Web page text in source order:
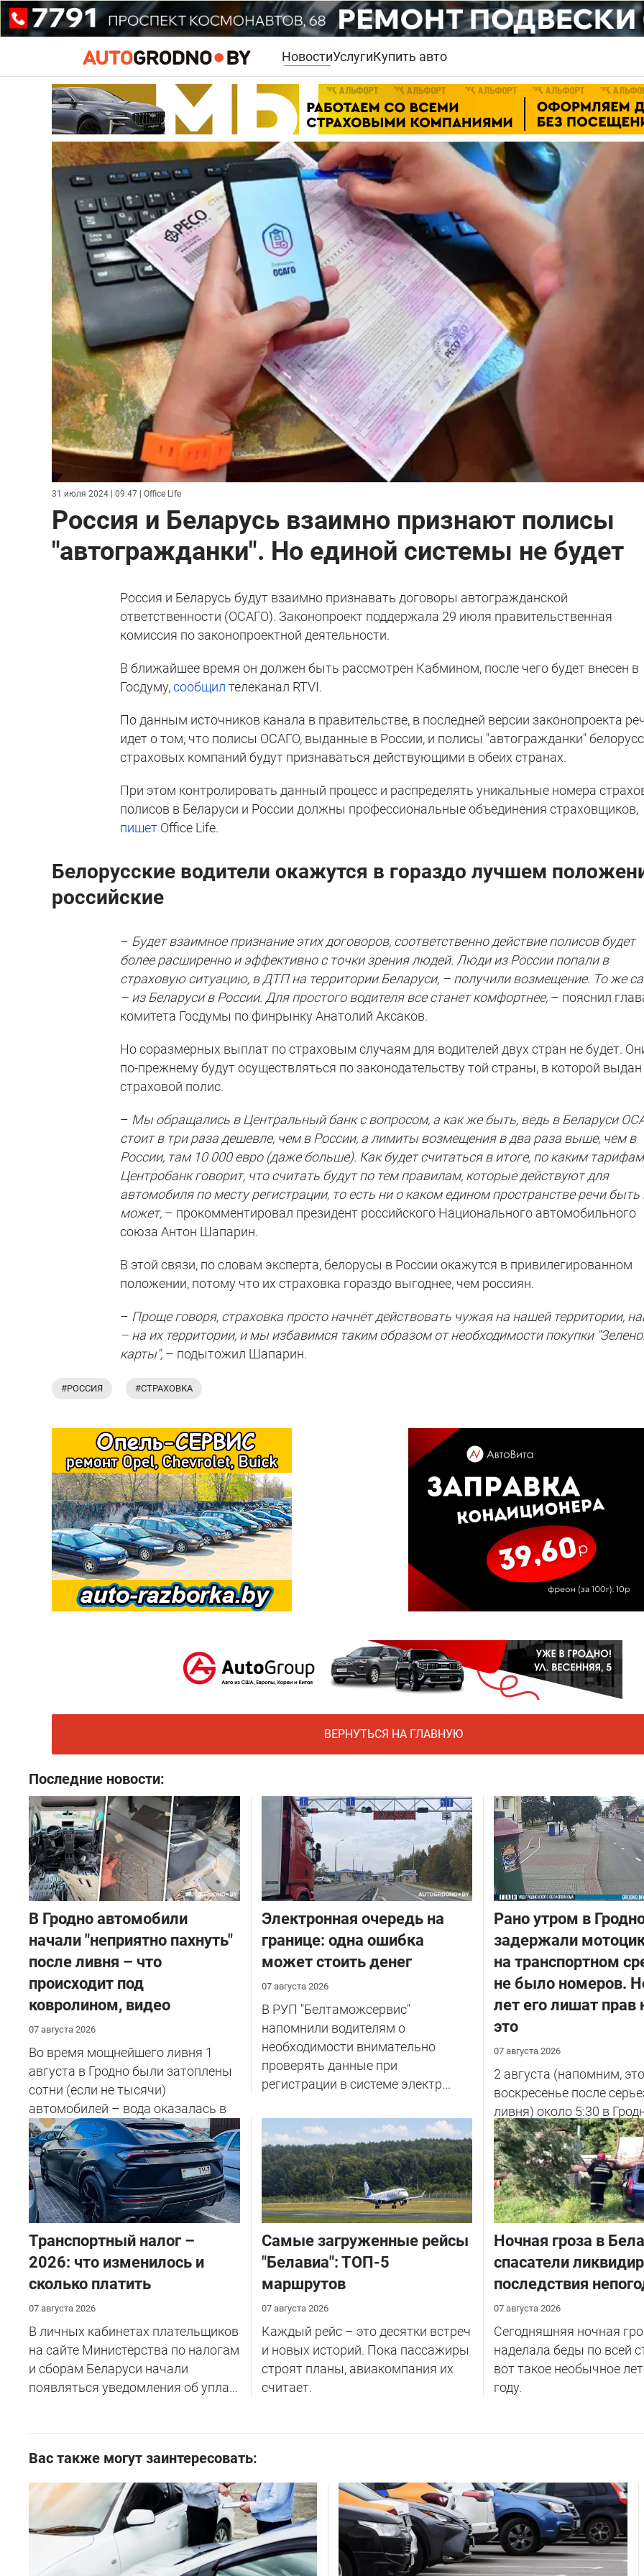
НовостиУслугиКупить авто
31 июля 2024 | 09:47 | Office Life
Россия и Беларусь взаимно признают полисы
"автогражданки". Но единой системы не будет
Россия и Беларусь будут взаимно признавать договоры автогражданской
ответственности (ОСАГО). Законопроект поддержала 29 июля правительственная
комиссия по законопроектной деятельности.
В ближайшее время он должен быть рассмотрен Кабмином, после чего будет внесен в
Госдуму,сообщил телеканал RTVI.
По данным источников канала в правительстве, в последней версии законопроекта
идет о том, что полисы ОСАГО, выданные в России, и полисы "автогражданки"
страховых компаний будут признаваться действующими в обеих странах.
При этом контролировать данный процесс и распределять уникальные номера
полисов в Беларуси и России должны профессиональные объединения страховщиков,
пишет Office Life.
Белорусские водители окажутся в гораздо лучшем
российские
– Будет взаимное признание этих договоров, соответственно действие полисов будет
более расширенно и эффективно с точки зрения людей. Люди из России попали в
страховую ситуацию, в ДТП на территории Беларуси, – получили возмещение. То же
– из Беларуси в России. Для простого водителя все станет комфортнее, – пояснил
комитета Госдумы по финрынку Анатолий Аксаков.
Но соразмерных выплат по страховым случаям для водителей двух стран не будет.
по-прежнему будут осуществляться по законодательству той страны, в которой выдан
страховой полис.
– Мы обращались в Центральный банк с вопросом, а как же быть, ведь в Беларуси
стоит в три раза дешевле, чем в России, а лимиты возмещения в два раза выше, чем в
России, там 10 000 евро (даже больше). Как будет считаться в итоге, по каким
Центробанк говорит, что считать будут по тем правилам, которые действуют для
автомобиля по месту регистрации, то есть ни о каком едином пространстве речи быть
может, – прокомментировал президент российского Национального автомобильного
союза Антон Шапарин.
В этой связи, по словам эксперта, белорусы в России окажутся в привилегированном
положении, потому что их страховка гораздо выгоднее, чем россиян.
– Проще говоря, страховка просто начнёт действовать чужая на нашей территории,
– на их территории, и мы избавимся таким образом от необходимости покупки
карты", – подытожил Шапарин.
#РОССИЯ #СТРАХОВКА
ВЕРНУТЬСЯ НА ГЛАВНУЮ
Последние новости:
В Гродно автомобили
начали "неприятно пахнуть"
после ливня – что
происходит под
ковролином, видео
07 августа 2026
Во время мощнейшего ливня 1
августа в Гродно были затоплены
сотни (если не тысячи)
автомобилей – вода оказалась в
салоне...
Электронная очередь на
границе: одна ошибка
может стоить денег
07 августа 2026
В РУП "Белтаможсервис"
напомнили водителям о
необходимости внимательно
проверять данные при
регистрации в системе электр...
Рано утром в
задержали
на транспортном
не было номеров.
лет его лишат прав
это
07 августа 2026
2 августа (напомним,
воскресенье после
ливня) около 5:30 в
улице Советских
у...
Транспортный налог –
2026: что изменилось и
сколько платить
07 августа 2026
В личных кабинетах плательщиков
на сайте Министерства по налогам
и сборам Беларуси начали
появляться уведомления об упла...
Самые загруженные рейсы
"Белавиа": ТОП-5
маршрутов
07 августа 2026
Каждый рейс – это десятки встреч
и новых историй. Пока пассажиры
строят планы, авиакомпания их
считает.
Ночная гроза в
спасатели
последствия
07 августа 2026
Сегодняшняя ночная
наделала беды по всей
вот такое необычное
году.
Вас также могут заинтересовать: